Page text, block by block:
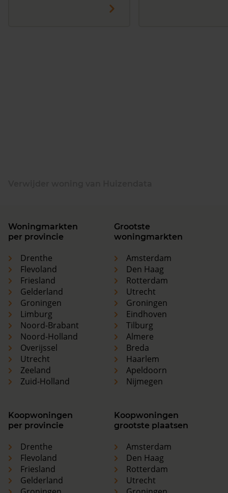
Woningmarkten
per provincie
Drenthe
Flevoland
Friesland
Gelderland
Groningen
Limburg
Noord-Brabant
Noord-Holland
Overijssel
Utrecht
Zeeland
Zuid-Holland
Grootste
woningmarkten
Amsterdam
Den Haag
Rotterdam
Utrecht
Groningen
Eindhoven
Tilburg
Almere
Breda
Haarlem
Apeldoorn
Nijmegen
Koopwoningen
per provincie
Drenthe
Flevoland
Friesland
Gelderland
Koopwoningen
grootste plaatsen
Amsterdam
Den Haag
Rotterdam
Utrecht